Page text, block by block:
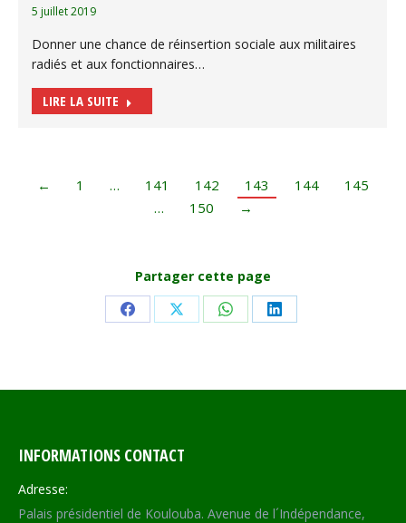
5 juillet 2019
Donner une chance de réinsertion sociale aux militaires
radiés et aux fonctionnaires…
LIRE LA SUITE
← 1 … 141 142 143 144
145
…
150 →
Partager cette page
Share Share Share Share
INFORMATIONS CONTACT
Adresse:
Palais présidentiel de Koulouba. Avenue de l´Indépendance,